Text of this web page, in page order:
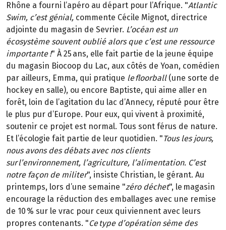
Rhône a fourni l’apéro au départ pour l’Afrique. "Atlantic
Swim, c’est génial, commente Cécile Mignot, directrice
adjointe du magasin de Sevrier. L’océan est un
écosystème souvent oublié alors que c’est une ressource
importante !" À 25 ans, elle fait partie de la jeune équipe
du magasin Biocoop du Lac, aux côtés de Yoan, comédien
par ailleurs, Emma, qui pratique le floorball (une sorte de
hockey en salle), ou encore Baptiste, qui aime aller en
forêt, loin de l’agitation du lac d’Annecy, réputé pour être
le plus pur d’Europe. Pour eux, qui vivent à proximité,
soutenir ce projet est normal. Tous sont férus de nature.
Et l’écologie fait partie de leur quotidien. "Tous les jours,
nous avons des débats avec nos clients
sur l’environnement, l’agriculture, l’alimentation. C’est
notre façon de militer", insiste Christian, le gérant. Au
printemps, lors d’une semaine "zéro déchet", le magasin
encourage la réduction des emballages avec une remise
de 10 % sur le vrac pour ceux qui viennent avec leurs
propres contenants. "Ce type d’opération sème des